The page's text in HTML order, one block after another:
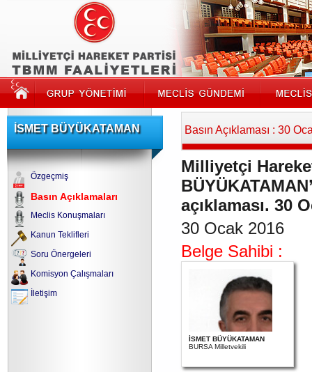
İSMET BÜYÜKATAMAN
Özgeçmiş
Basın Açıklamaları
Meclis Konuşmaları
Kanun Teklifleri
Soru Önergeleri
Komisyon Çalışmaları
İletişim
Basın Açıklaması : 30
Milliyetçi
açıklaması. 30
30 Ocak 2016
Belge Sahibi :
İSMET BÜYÜKATAMAN
BURSA Milletvekili